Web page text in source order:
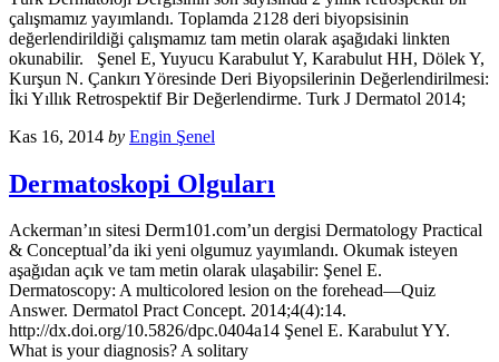
çalışmamız yayımlandı. Toplamda 2128 deri biyopsisinin
değerlendirildiği çalışmamız tam metin olarak aşağıdaki linkten
okunabilir. Şenel E, Yuyucu Karabulut Y, Karabulut HH, Dölek Y,
Kurşun N. Çankırı Yöresinde Deri Biyopsilerinin Değerlendirilmesi:
İki Yıllık Retrospektif Bir Değerlendirme. Turk J Dermatol 2014;
Kas 16, 2014 by Engin Şenel
Dermatoskopi Olguları
Ackerman’ın sitesi Derm101.com’un dergisi Dermatology Practical
& Conceptual’da iki yeni olgumuz yayımlandı. Okumak isteyen
aşağıdan açık ve tam metin olarak ulaşabilir: Şenel E.
Dermatoscopy: A multicolored lesion on the forehead—Quiz
Answer. Dermatol Pract Concept. 2014;4(4):14.
http://dx.doi.org/10.5826/dpc.0404a14 Şenel E. Karabulut YY.
What is your diagnosis? A solitary